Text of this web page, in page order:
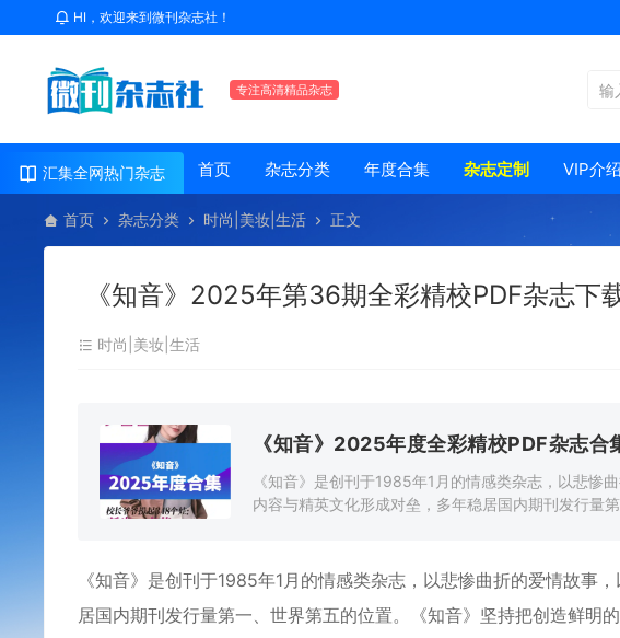
HI，欢迎来到微刊杂志社！
专注高清精品杂志
汇集全网热门杂志 首页 杂志分类 年度合集 杂志定制 VIP介绍
首页 杂志分类 时尚|美妆|生活 正文
《知音》2025年第36期全彩精校PDF杂志下
时尚|美妆|生活
《知音》2025年度全彩精校PDF杂志合
《知音》是创刊于1985年1月的情感类杂志，以悲惨
内容与精英文化形成对垒，多年稳居国内期刊发行量
《知音》是创刊于1985年1月的情感类杂志，以悲惨曲折的爱情故事
居国内期刊发行量第一、世界第五的位置。《知音》坚持把创造鲜明